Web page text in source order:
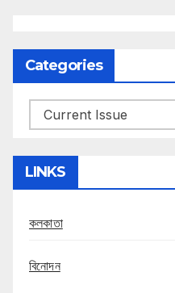
Categories
Categories
LINKS
কলকাতা
বিনোদন